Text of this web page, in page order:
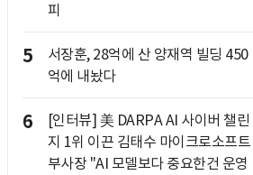
피
5
서장훈, 28억에 산 양재역 빌딩 450
억에 내놨다
6
[인터뷰] 美 DARPA AI 사이버 챌린
지 1위 이끈 김태수 마이크로소프트
부사장 "AI 모델보다 중요한건 운영